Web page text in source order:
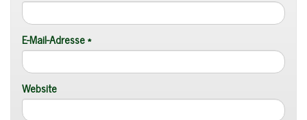
E-Mail-Adresse*
Website